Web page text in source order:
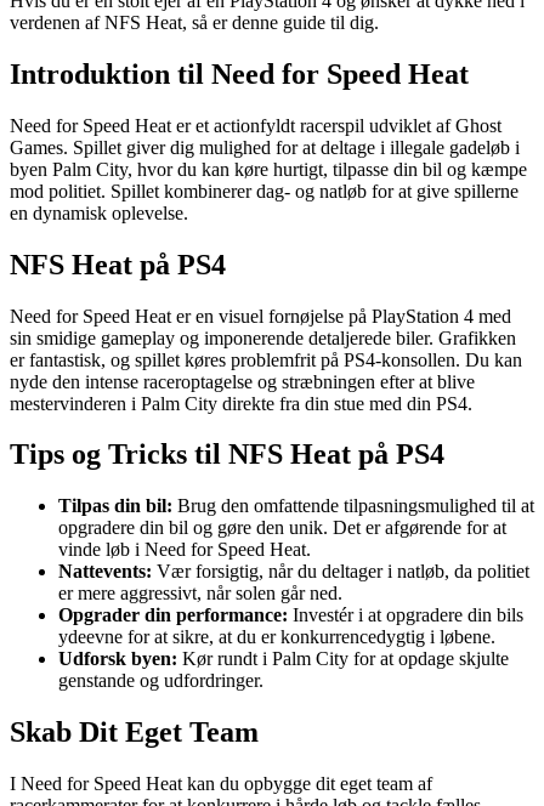
verdenen af ​​NFS Heat, så er denne guide til dig.
Introduktion til Need for Speed Heat
Need for Speed Heat er et actionfyldt racerspil udviklet af Ghost
Games. Spillet giver dig mulighed for at deltage i illegale gadeløb i
byen Palm City, hvor du kan køre hurtigt, tilpasse din bil og kæmpe
mod politiet. Spillet kombinerer dag- og natløb for at give spillerne
en dynamisk oplevelse.
NFS Heat på PS4
Need for Speed Heat er en visuel fornøjelse på PlayStation 4 med
sin smidige gameplay og imponerende detaljerede biler. Grafikken
er fantastisk, og spillet køres problemfrit på PS4-konsollen. Du kan
nyde den intense raceroptagelse og stræbningen efter at blive
mestervinderen i Palm City direkte fra din stue med din PS4.
Tips og Tricks til NFS Heat på PS4
Tilpas din bil: Brug den omfattende tilpasningsmulighed til at
opgradere din bil og gøre den unik. Det er afgørende for at
vinde løb i Need for Speed Heat.
Nattevents: Vær forsigtig, når du deltager i natløb, da politiet
er mere aggressivt, når solen går ned.
Opgrader din performance: Investér i at opgradere din bils
ydeevne for at sikre, at du er konkurrencedygtig i løbene.
Udforsk byen: Kør rundt i Palm City for at opdage skjulte
genstande og udfordringer.
Skab Dit Eget Team
I Need for Speed Heat kan du opbygge dit eget team af